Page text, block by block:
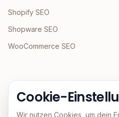
Shopify SEO
Shopware SEO
WooCommerce SEO
KI & Agentic
GEO
Cookie-
Wir nutzen Cookies, um dein